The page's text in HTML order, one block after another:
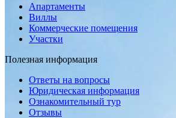
Апартаменты
Виллы
Коммерческие помещения
Участки
Полезная информация
Ответы на вопросы
Юридическая информация
Ознакомительный тур
Отзывы